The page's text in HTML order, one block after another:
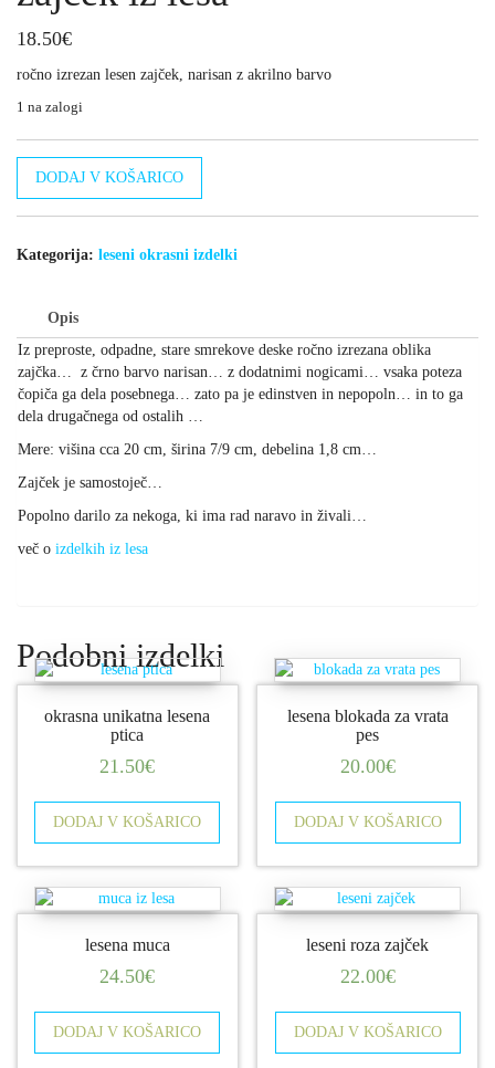
18.50€
ročno izrezan lesen zajček, narisan z akrilno barvo
1 na zalogi
DODAJ V KOŠARICO
Kategorija: leseni okrasni izdelki
Opis
Iz preproste, odpadne, stare smrekove deske ročno izrezana oblika
zajčka… z črno barvo narisan… z dodatnimi nogicami… vsaka poteza
čopiča ga dela posebnega… zato pa je edinstven in nepopoln… in to ga
dela drugačnega od ostalih …
Mere: višina cca 20 cm, širina 7/9 cm, debelina 1,8 cm…
Zajček je samostoječ…
Popolno darilo za nekoga, ki ima rad naravo in živali…
več o izdelkih iz lesa
Podobni izdelki
okrasna unikatna lesena
ptica
21.50€
DODAJ V KOŠARICO
lesena blokada za vrata
pes
20.00€
DODAJ V KOŠARICO
lesena muca
24.50€
DODAJ V KOŠARICO
leseni roza zajček
22.00€
DODAJ V KOŠARICO